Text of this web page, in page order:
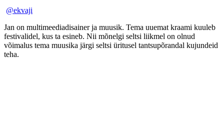
@ekvaji
Jan on multimeediadisainer ja muusik. Tema uuemat kraami kuuleb
festivalidel, kus ta esineb. Nii mõnelgi seltsi liikmel on olnud
võimalus tema muusika järgi seltsi üritusel tantsupõrandal kujundeid
teha.